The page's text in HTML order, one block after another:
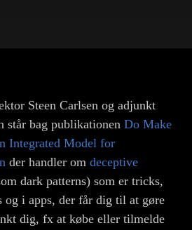
Steen Carlsen og adjunkt
står bag publikationen Do Make
Integrated Model for
der handler om deceptive
dark patterns) som er tricks,
og i apps, der får dig til at gøre
dig, fx at købe eller tilmelde